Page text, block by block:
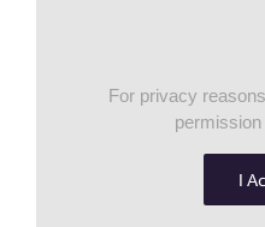
For privacy
permission
I